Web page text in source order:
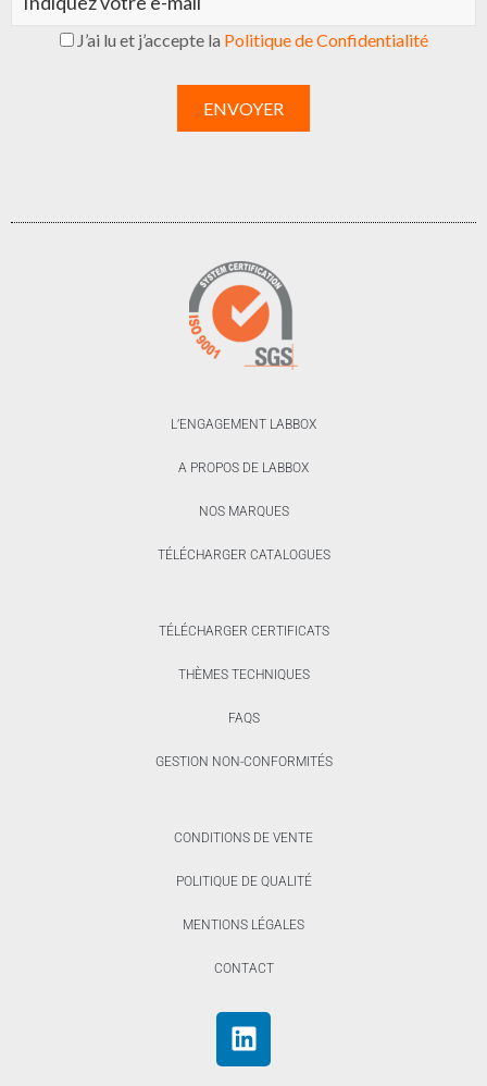
J’ai lu et j’accepte la Politique de Confidentialité
L’ENGAGEMENT LABBOX
A PROPOS DE LABBOX
NOS MARQUES
TÉLÉCHARGER CATALOGUES
TÉLÉCHARGER CERTIFICATS
THÈMES TECHNIQUES
FAQS
GESTION NON-CONFORMITÉS
CONDITIONS DE VENTE
POLITIQUE DE QUALITÉ
MENTIONS LÉGALES
CONTACT